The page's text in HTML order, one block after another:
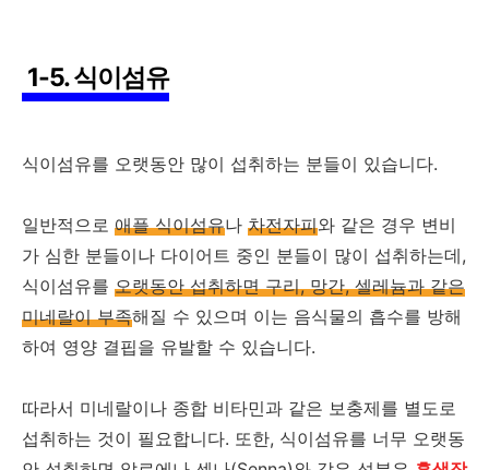
1-5. 식이섬유
식이섬유를 오랫동안 많이 섭취하는 분들이 있습니다.
일반적으로 애플 식이섬유나 차전자피와 같은 경우 변비
가 심한 분들이나 다이어트 중인 분들이 많이 섭취하는데,
식이섬유를 오랫동안 섭취하면 구리, 망간, 셀레늄과 같은
미네랄이 부족해질 수 있으며 이는 음식물의 흡수를 방해
하여 영양 결핍을 유발할 수 있습니다.
따라서 미네랄이나 종합 비타민과 같은 보충제를 별도로
섭취하는 것이 필요합니다. 또한, 식이섬유를 너무 오랫동